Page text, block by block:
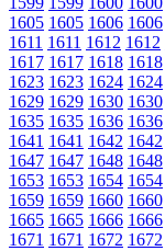
1605 1605 1606 1606
1611 1611 1612 1612
1617 1617 1618 1618
1623 1623 1624 1624
1629 1629 1630 1630
1635 1635 1636 1636
1641 1641 1642 1642
1647 1647 1648 1648
1653 1653 1654 1654
1659 1659 1660 1660
1665 1665 1666 1666
1671 1671 1672 1672